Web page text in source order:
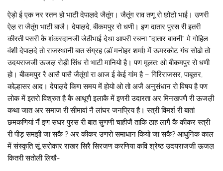
ऐड़ो ई एक नर रतन हो भाटी देपाल़दे जैतूंग। जैतूंग राव तणू रो छोटो भाई। उणरी
ऐल़ रा जैतूंग भाटी बाजै। देपाल़दे, बीकमपुर रो धणी। इण दातार पुरस री इतरी
कीरती पसरी कै शंकरदानजी जेठीभाई देथा आपरी रचना “दातार बावनी” मे गोहिल
वंशी देपाल़दे तो राजस्थानी बात संग्रह (डॉ मनोहर शर्मा) में ऊमरकोट गंघ सोढो तो
उदयराजजी ऊजल़ रोड़ी सिंध रो भाटी मानियो है। पण मूलत: ओ बीकमपुर रो धणी
हो। बीकमपुर रै आसै पासै जैतूंगां रा आज ई केई गांम है – गिरिराजसर, पाबूसर,
कोल्हासर आद। देपाल़दे किण समय में होयो ओ तो अजै अनुसंधान रो विषय है पण
लोक में इतरो विश्रुत है कै आथूणै इलाकै में इणरी उदारता अर मिनखपणै री ऊजल़ी
कथा जात अर समाज री सीमावां नै लांघर जनप्रिय है। स्त्री विमर्श री बातां
छमकणियां नैं इण सधर पुरस री बात सुणणी चाहीजै ताकि ठाह लागै कै कीकर स्त्री
री पीड़ समझी जा सकै ? अर कीकर उणरो समाधान कियो जा सकै? आधुनिक काल
में संस्कृति सूं सरोकार राखर सिरै सिरजण करणिया कवि श्रेष्ठ उदयराजजी ऊजल़
कितरी सतोली लिखै-